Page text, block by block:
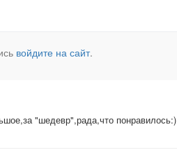
войдите на сайт.
"шедевр",рада,что понравилось:)